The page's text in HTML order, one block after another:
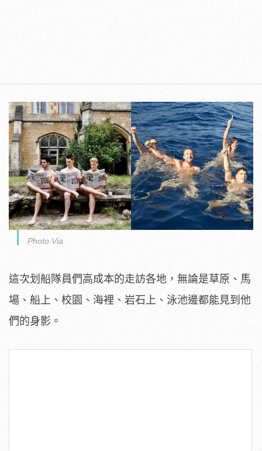
Photo Via
這次划船隊員們高成本的走訪各地，無論是草原、馬
場、船上、校園、海裡、岩石上、泳池邊都能見到他
們的身影。